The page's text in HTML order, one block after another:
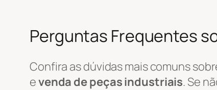
Perguntas Frequentes
Confira as dúvidas mais comuns
evenda de peças industriais. Se